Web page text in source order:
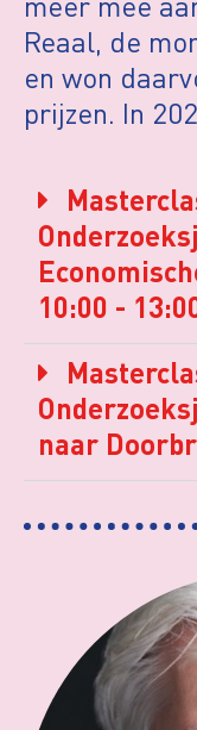
Reaal, de
en won
prijzen. In
10:00 -
naar